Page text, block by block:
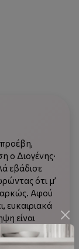
ο Διογένης·
εβάδισε
ότι μ’
Αφού
ευκαιριακά
είναι
χάνει
από το μυαλό: